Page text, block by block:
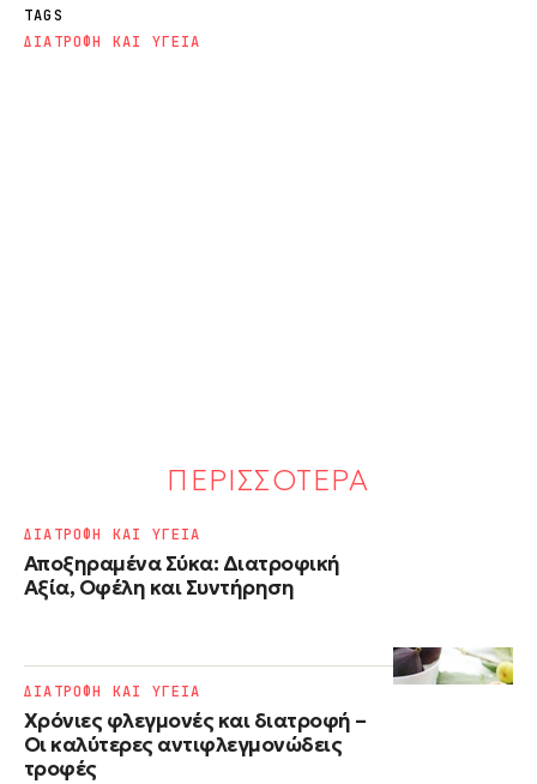
TAGS
ΔΙΑΤΡΟΦΗ ΚΑΙ ΥΓΕΙΑ
ΠΕΡΙΣΣΟΤΕΡΑ
Αποξηραμένα Σύκα: Διατροφική
Αξία, Οφέλη και Συντήρηση
ΔΙΑΤΡΟΦΗ ΚΑΙ ΥΓΕΙΑ
Χρόνιες φλεγμονές και διατροφή –
Οι καλύτερες αντιφλεγμονώδεις
τροφές
ΔΙΑΤΡΟΦΗ ΚΑΙ ΥΓΕΙΑ